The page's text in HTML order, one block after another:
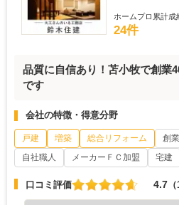
ホームプロ累計成
24件
品質に自信あり！苫小牧で創業
です
会社の特徴・得意分野
戸建 増築 総合リフォーム 創
自社職人
メーカーＦＣ加盟 宅建
口コミ評価 4.7